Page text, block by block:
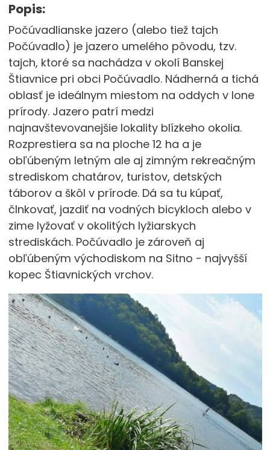
Popis:
Počúvadlianske jazero (alebo tiež tajch
Počúvadlo) je jazero umelého pôvodu, tzv.
tajch, ktoré sa nachádza v okolí Banskej
Štiavnice pri obci Počúvadlo. Nádherná a tichá
oblasť je ideálnym miestom na oddych v lone
prírody. Jazero patrí medzi
najnavštevovanejšie lokality blízkeho okolia.
Rozprestiera sa na ploche 12 ha a je
obľúbeným letným ale aj zimným rekreačným
strediskom chatárov, turistov, detských
táborov a škôl v prírode. Dá sa tu kúpať,
člnkovať, jazdiť na vodných bicykloch alebo v
zime lyžovať v okolitých lyžiarskych
strediskách. Počúvadlo je zároveň aj
obľúbeným východiskom na Sitno - najvyšší
kopec Štiavnických vrchov.